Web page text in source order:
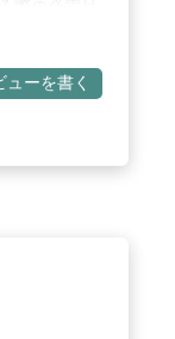
・手首の防
、寒い日に
アが丁寧に
しません。
には不可欠
細かい操作
いる防水 手
側には防水
。小雨でも
ューを書く